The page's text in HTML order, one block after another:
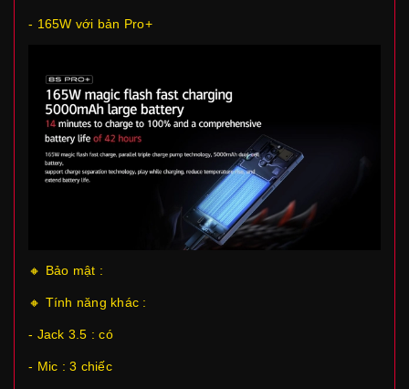
- 165W với bản Pro+
🔸 Bảo mật :
🔸 Tính năng khác :
- Jack 3.5 : có
- Mic : 3 chiếc